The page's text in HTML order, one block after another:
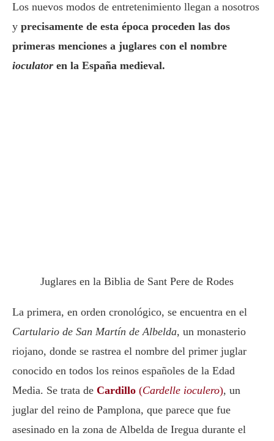
Los nuevos modos de entretenimiento llegan a nosotros
y precisamente de esta época proceden las dos
primeras menciones a juglares con el nombre
ioculator en la España medieval.
Juglares en la Biblia de Sant Pere de Rodes
La primera, en orden cronológico, se encuentra en el
Cartulario de San Martín de Albelda, un monasterio
riojano, donde se rastrea el nombre del primer juglar
conocido en todos los reinos españoles de la Edad
Media. Se trata de Cardillo (Cardelle ioculero), un
juglar del reino de Pamplona, que parece que fue
asesinado en la zona de Albelda de Iregua durante el